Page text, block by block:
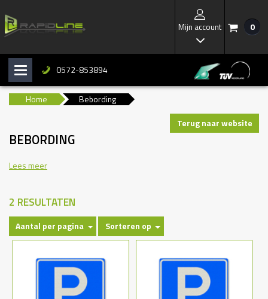
Mijn account
I
/ 0
H b 0572-853894
Home Bebording
Terug naar website
BEBORDING
Lees meer
2 RESULTATEN
Aantal per pagina Sorteren op